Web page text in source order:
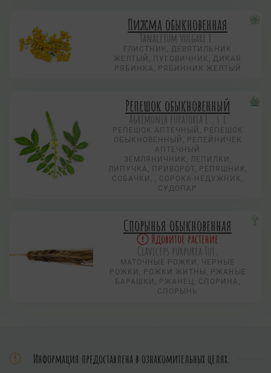
Пижма обыкновенная
Tanacetum vulgare L.
ГЛИСТНИК, ДЕВЯТИЛЬНИК
ЖЕЛТЫЙ, ПУГОВИЧНИК, ДИКАЯ
РЯБИНКА, РЯБИННИК ЖЕЛТЫЙ
Репешок обыкновенный
Agrimonia eupatoria L., s.l
РЕПЕШОК АПТЕЧНЫЙ, РЕПЕШОК
ОБЫКНОВЕННЫЙ, РЕПЕЙНИЧЕК
АПТЕЧНЫЙ
ЗЕМЛЯНИЧНИК, ЛЕПИЛКИ,
ЛИПУЧКА, ПРИВОРОТ, РЕПЯШНИК,
СОБАЧКИ, , СОРОКА-НЕДУЖНИК,
СУДОПАР
Спорынья обыкновенная
Ядовитое растение
Claviceps purpurea Tut.
МАТОЧНЫЕ РОЖКИ, ЧЕРНЫЕ
РОЖКИ, РОЖКИ ЖИТНЫ, РЖАНЫЕ
БАРАШКИ, РЖАНЕЦ, СПОРИНА,
СПОРЫНЬ
Информация предоставлена в ознакомительных целях.